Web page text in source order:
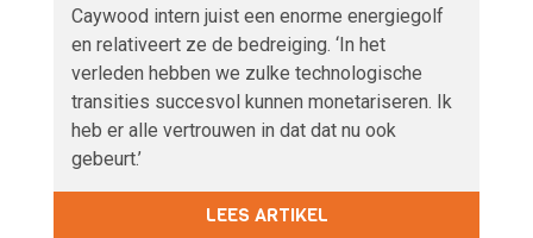
Caywood intern juist een enorme energiegolf
en relativeert ze de bedreiging. ‘In het
verleden hebben we zulke technologische
transities succesvol kunnen monetariseren. Ik
heb er alle vertrouwen in dat dat nu ook
gebeurt.’
LEES ARTIKEL